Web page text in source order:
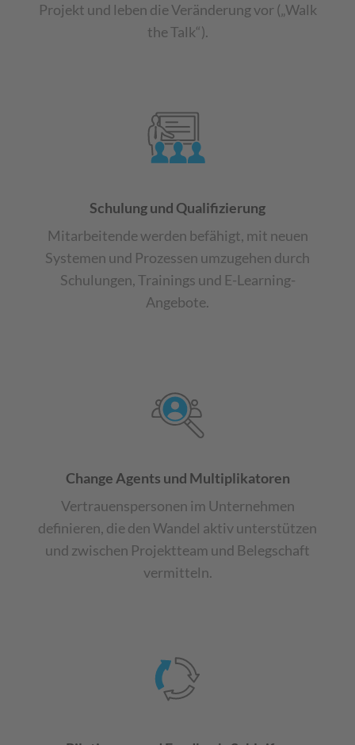
Projekt und leben die Veränderung vor („Walk
the Talk“).
Schulung und Qualifizierung
Mitarbeitende werden befähigt, mit neuen
Systemen und Prozessen umzugehen durch
Schulungen, Trainings und E-Learning-
Angebote.
Change Agents und Multiplikatoren
Vertrauenspersonen im Unternehmen
definieren, die den Wandel aktiv unterstützen
und zwischen Projektteam und Belegschaft
vermitteln.